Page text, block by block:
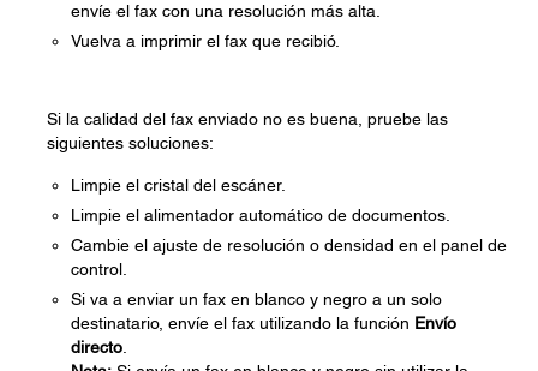
envíe el fax con una resolución más alta.
Vuelva a imprimir el fax que recibió.
Si la calidad del fax enviado no es buena, pruebe las
siguientes soluciones:
Limpie el cristal del escáner.
Limpie el alimentador automático de documentos.
Cambie el ajuste de resolución o densidad en el panel de
control.
Si va a enviar un fax en blanco y negro a un solo
destinatario, envíe el fax utilizando la función Envío
directo